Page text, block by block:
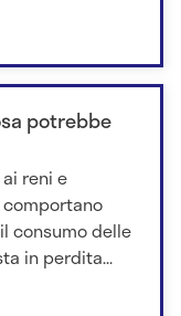
potrebbe
reni e
consumo delle
in perdita...